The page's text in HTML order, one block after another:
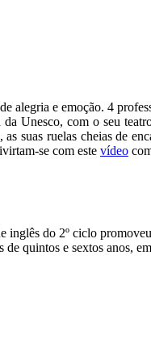
alegria e emoção. 4
Unesco, com o seu
suas ruelas cheias de
se com este vídeo
inglês do 2º ciclo
quintos e sextos anos,